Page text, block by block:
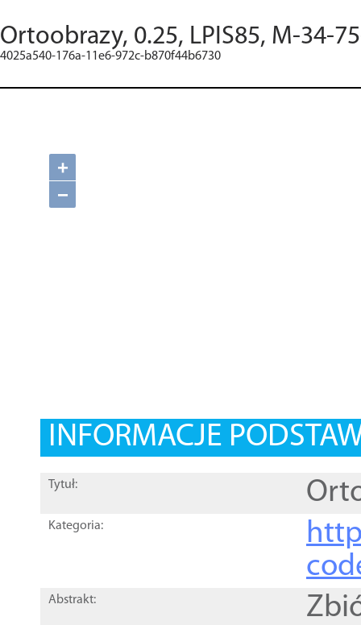
Ortoobrazy, 0.25, LPIS85, M-34-
4025a540-176a-11e6-972c-b870f44b6730
+
−
INFORMACJE
Tytuł:
Kategoria:
Abstrakt: